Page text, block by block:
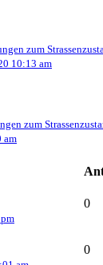
zum
10:13 am
zum
am
0
0